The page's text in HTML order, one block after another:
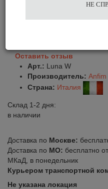
Оставить отзыв
Арт.: Luna W
Производитель: Anfim
Страна: Италия
Склад 1-2 дня:
в наличии
Доставка по Москве:
Доставка по МО: бесплатно
МКаД, в понедельник
Курьером транспортной
Не указана локация
НЕ